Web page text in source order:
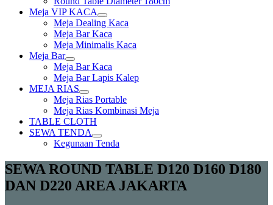
Meja VIP KACA
Show
sub
menu
Meja Dealing Kaca
Meja Bar Kaca
Meja Minimalis Kaca
Meja Bar
Show
sub
menu
Meja Bar Kaca
Meja Bar Lapis Kalep
MEJA RIAS
Show
sub
menu
Meja Rias Portable
Meja Rias Kombinasi Meja
TABLE CLOTH
SEWA TENDA
Show
sub
Kegunaan Tenda
SEWA ROUND TABLE D120 D160 D180
DAN D220 AREA JAKARTA